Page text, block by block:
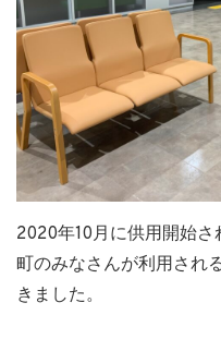
2020年10月に供用開始さ
町のみなさんが利用され
きました。